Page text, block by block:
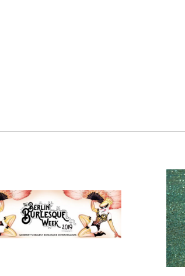
29/06/2019